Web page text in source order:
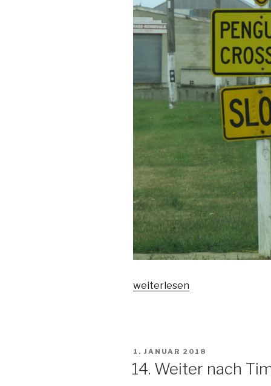
„15.
weiterlesen
VERÖFFENTLICHT
AM
1. JANUAR 2018
14. Weiter nach